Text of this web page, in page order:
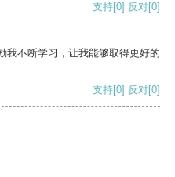
支持[0] 反对[0]
我不断学习，让我能够取得更好的
支持[0] 反对[0]